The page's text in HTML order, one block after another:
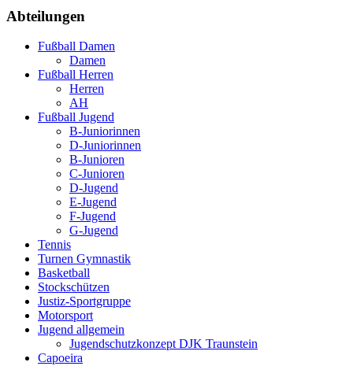
Abteilungen
Fußball Damen
Damen
Fußball Herren
Herren
AH
Fußball Jugend
B-Juniorinnen
D-Juniorinnen
B-Junioren
C-Junioren
D-Jugend
E-Jugend
F-Jugend
G-Jugend
Tennis
Turnen Gymnastik
Basketball
Stockschützen
Justiz-Sportgruppe
Motorsport
Jugend allgemein
Jugendschutzkonzept DJK Traunstein
Capoeira